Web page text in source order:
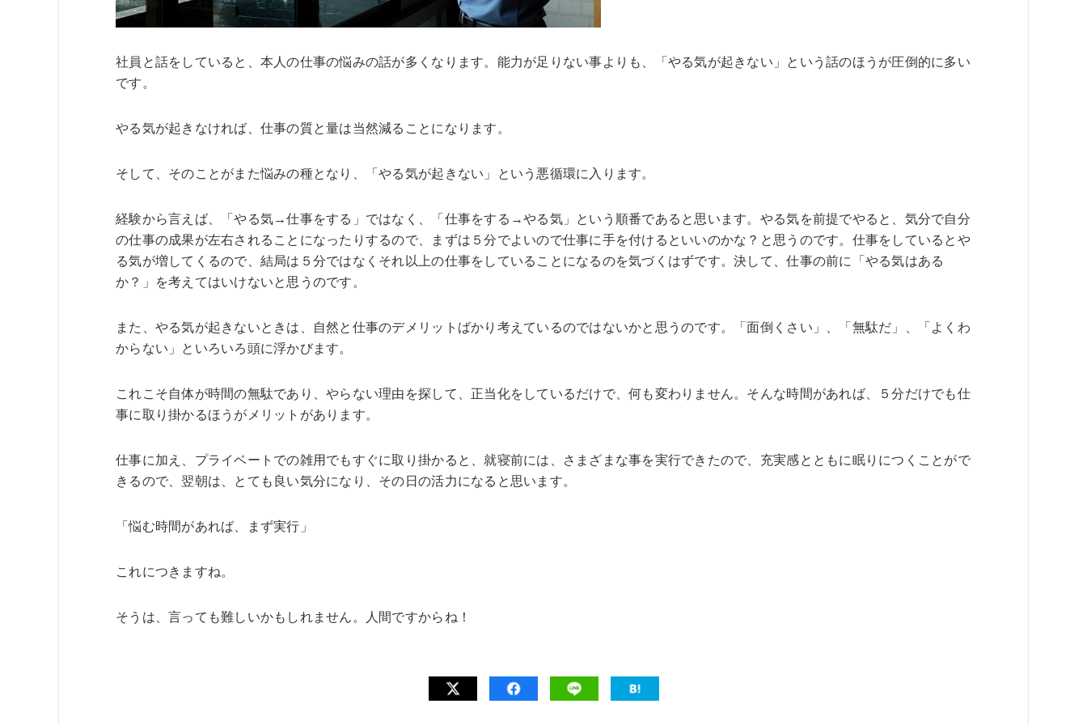
社員と話をしていると、本人の仕事の悩みの話が多くなります。能力が足りない事よりも、「やる気が起きない」という話のほうが圧倒的に多い
です。
やる気が起きなければ、仕事の質と量は当然減ることになります。
そして、そのことがまた悩みの種となり、「やる気が起きない」という悪循環に入ります。
経験から言えば、「やる気→仕事をする」ではなく、「仕事をする→やる気」という順番であると思います。やる気を前提でやると、気分で自分
の仕事の成果が左右されることになったりするので、まずは５分でよいので仕事に手を付けるといいのかな？と思うのです。仕事をしているとや
る気が増してくるので、結局は５分ではなくそれ以上の仕事をしていることになるのを気づくはずです。決して、仕事の前に「やる気はある
か？」を考えてはいけないと思うのです。
また、やる気が起きないときは、自然と仕事のデメリットばかり考えているのではないかと思うのです。「面倒くさい」、「無駄だ」、「よくわ
からない」といろいろ頭に浮かびます。
これこそ自体が時間の無駄であり、やらない理由を探して、正当化をしているだけで、何も変わりません。そんな時間があれば、５分だけでも仕
事に取り掛かるほうがメリットがあります。
仕事に加え、プライベートでの雑用でもすぐに取り掛かると、就寝前には、さまざまな事を実行できたので、充実感とともに眠りにつくことがで
きるので、翌朝は、とても良い気分になり、その日の活力になると思います。
「悩む時間があれば、まず実行」
これにつきますね。
そうは、言っても難しいかもしれません。人間ですからね！